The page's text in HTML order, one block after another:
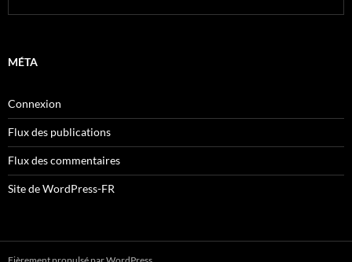
MÉTA
Connexion
Flux des publications
Flux des commentaires
Site de WordPress-FR